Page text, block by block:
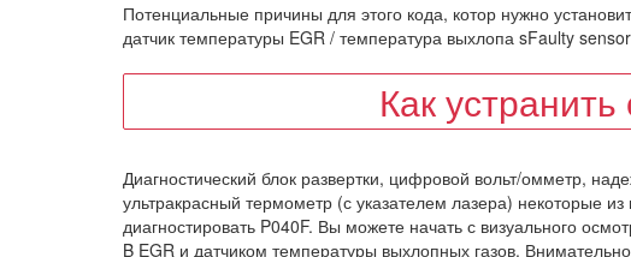
Потенциальные причины для этого кода, котор нужно
датчик температуры EGR / температура выхлопа sFaulty
Как
Диагностический блок развертки, цифровой вольт/омметр,
ультракрасный термометр (с указателем лазера) некоторые
диагностировать P040F. Вы можете начать с визуального
B EGR и датчиком температуры выхлопных газов.